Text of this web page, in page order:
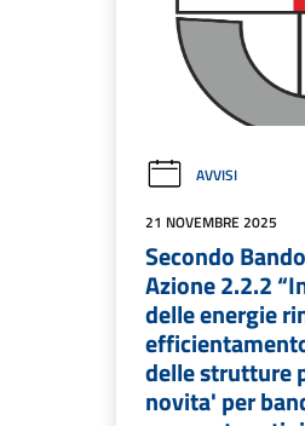
AVVISI
21 NOVEMBRE 2025
Secondo
Azione 2.2.2
delle energie
delle strutture
novita' per